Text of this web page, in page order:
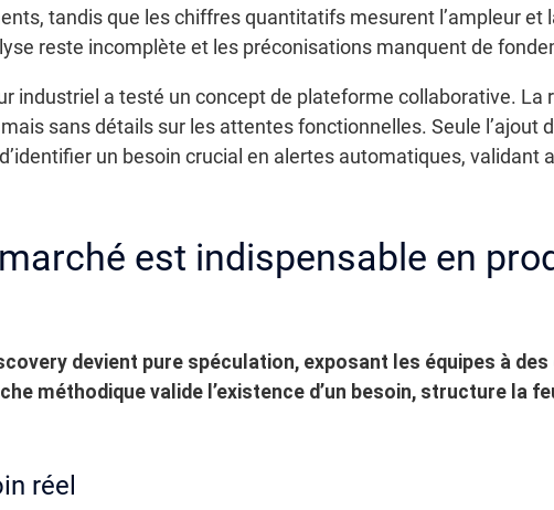
tandis que les chiffres quantitatifs mesurent l’ampleur et
reste incomplète et les préconisations manquent de
industriel a testé un concept de plateforme collaborative. La
sans détails sur les attentes fonctionnelles. Seule l’ajout
un besoin crucial en alertes automatiques, validant
est indispensable en
devient pure spéculation, exposant les équipes à
méthodique valide l’existence d’un besoin, structure la
réel